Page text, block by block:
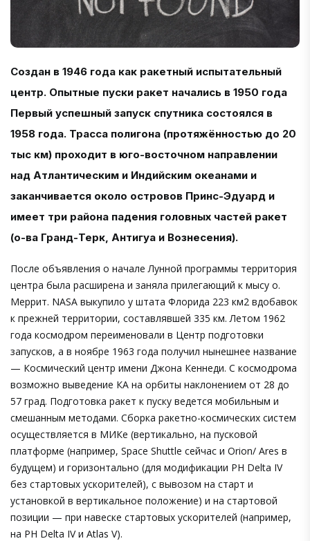
Создан в 1946 года как ракетный испытательный
центр. Опытные пуски ракет начались в 1950 года
Первый успешный запуск спутника состоялся в
1958 года. Трасса полигона (протяжённостью до 20
тыс км) проходит в юго-восточном направлении
над Атлантическим и Индийским океанами и
заканчивается около островов Принс-Эдуард и
имеет три района падения головных частей ракет
(о-ва Гранд-Терк, Антигуа и Вознесения).
После объявления о начале Лунной программы территория
центра была расширена и заняла прилегающий к мысу о.
Меррит. NASA выкупило у штата Флорида 223 км2 вдобавок
к прежней территории, составлявшей 335 км. Летом 1962
года космодром переименовали в Центр подготовки
запусков, а в ноябре 1963 года получил нынешнее название
— Космический центр имени Джона Кеннеди. С космодрома
возможно выведение КА на орбиты наклонением от 28 до
57 град. Подготовка ракет к пуску ведется мобильным и
смешанным метода­ми. Сборка ракетно-космических систем
осуществляется в МИКе (вертикально, на пусковой
платформе (например, Space Shuttle сейчас и Orion/ Ares в
будущем) и горизонтально (для модификации РН Delta IV
без стартовых ускорителей), с вывозом на старт и
установкой в вертикальное положение) и на стартовой
позиции — при навеске стартовых ускорителей (например,
на РН Delta IV и Atlas V).